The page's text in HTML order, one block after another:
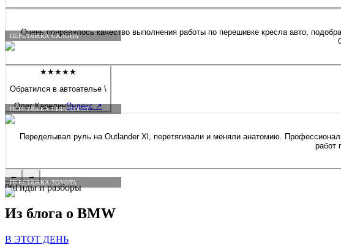
ПЕРЕТЯЖКА САЛОНА
ПЕРЕТЯЖКА CHEVROLET
ПЕРЕТЯЖКА TOYOTA
Очень понравилось качество выполнения работы по перешивке кресла авто,
★★★★★
Обратился в автоателье \
Олег КарелинЯндекс↗
Переделывал руль на Outlander Xl, перетягивали и меняли анатомию.
работ
←
→
06Гиды и разборы
Из блога о BMW
В ЭТОТ ДЕНЬ